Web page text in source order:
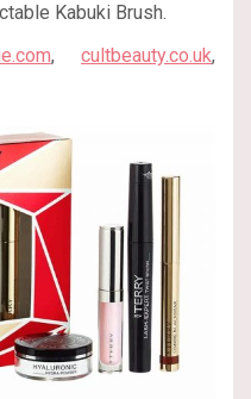
Kabuki Brush.
,cultbeauty.co.uk,